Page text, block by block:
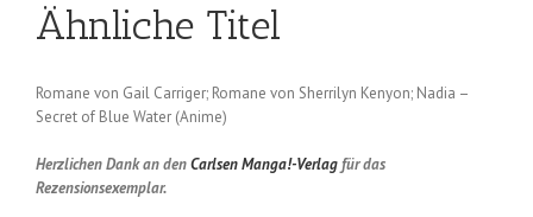
Ähnliche Titel
Romane von Gail Carriger; Romane von Sherrilyn Kenyon; Nadia –
Secret of Blue Water (Anime)
Herzlichen Dank an denCarlsen Manga!-Verlagfür das
Rezensionsexemplar.